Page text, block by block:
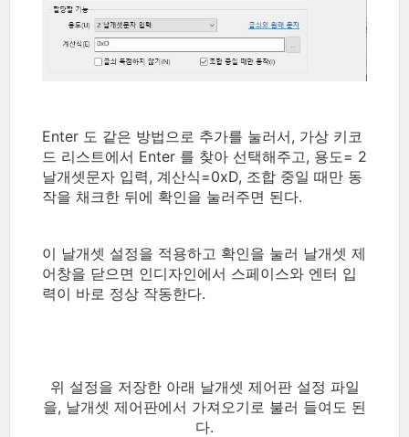
Enter 도 같은 방법으로 추가를 눌러서, 가상 키코
드 리스트에서 Enter 를 찾아 선택해주고, 용도= 2
날개셋문자 입력, 계산식=0xD, 조합 중일 때만 동
작을 채크한 뒤에 확인을 눌러주면 된다.
이 날개셋 설정을 적용하고 확인을 눌러 날개셋 제
어창을 닫으면 인디자인에서 스페이스와 엔터 입
력이 바로 정상 작동한다.
위 설정을 저장한 아래 날개셋 제어판 설정 파일
을, 날개셋 제어판에서 가져오기로 불러 들여도 된
다.